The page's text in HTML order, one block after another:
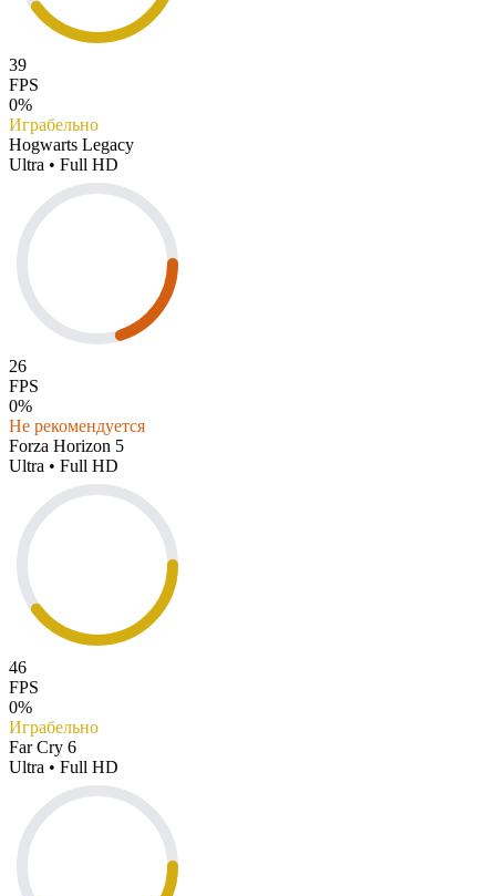
39
FPS
0%
Играбельно
Hogwarts Legacy
Ultra • Full HD
26
FPS
0%
Не рекомендуется
Forza Horizon 5
Ultra • Full HD
46
FPS
0%
Играбельно
Far Cry 6
Ultra • Full HD